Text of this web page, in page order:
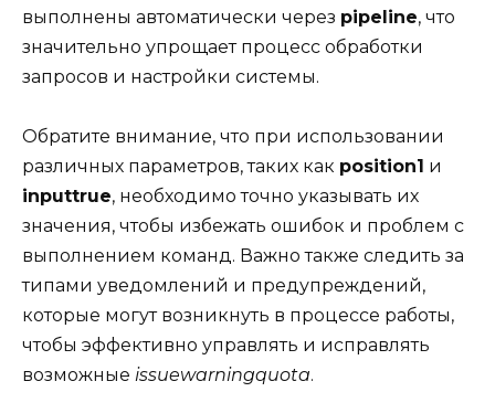
выполнены автоматически через pipeline, что
значительно упрощает процесс обработки
запросов и настройки системы.
Обратите внимание, что при использовании
различных параметров, таких как position1 и
inputtrue, необходимо точно указывать их
значения, чтобы избежать ошибок и проблем с
выполнением команд. Важно также следить за
типами уведомлений и предупреждений,
которые могут возникнуть в процессе работы,
чтобы эффективно управлять и исправлять
возможные issuewarningquota.